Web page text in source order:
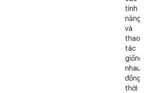
tính
năng
và
thao
tác
giống
nhau,
đồng
thời